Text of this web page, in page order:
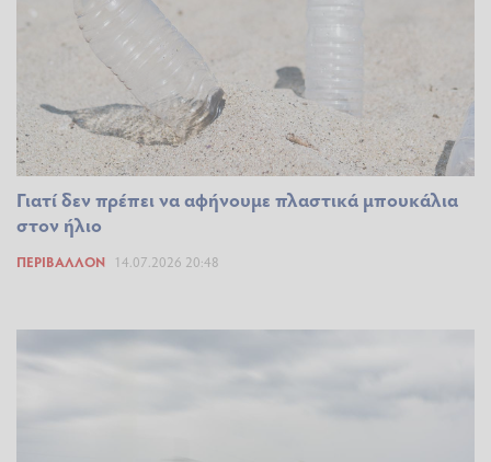
Γιατί δεν πρέπει να αφήνουμε πλαστικά μπουκάλια
στον ήλιο
ΠΕΡΙΒΆΛΛΟΝ 14.07.2026 20:48